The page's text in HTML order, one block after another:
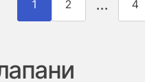
1 2 … 4